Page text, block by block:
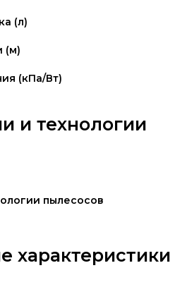
(л)
(м)
(кПа/Вт)
и технологии
пылесосов
характеристики